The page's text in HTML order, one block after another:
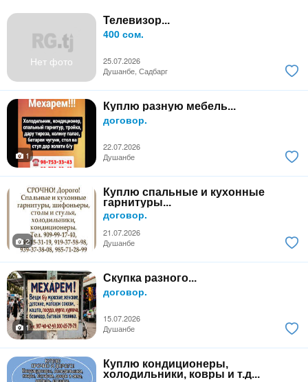
Нет фото
Телевизор...
400 сом.
25.07.2026
Душанбе, Садбарг
Куплю разную мебель...
договор.
22.07.2026
1
Душанбе
Куплю спальные и кухонные
гарнитуры...
договор.
21.07.2026
2
Душанбе
Скупка разного...
договор.
15.07.2026
1
Душанбе
Куплю кондиционеры,
холодильники, ковры и т.д...